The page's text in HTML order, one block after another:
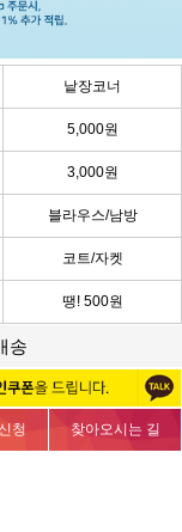
낱장코너
5,000원
3,000원
블라우스/남방
코트/자켓
땡! 500원
송
청 찾아오시는 길